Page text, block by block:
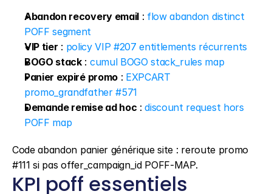
Abandon recovery email : flow abandon distinct
POFF segment
VIP tier : policy VIP #207 entitlements récurrents
BOGO stack : cumul BOGO stack_rules map
Panier expiré promo : EXPCART
promo_grandfather #571
Demande remise ad hoc : discount request hors
POFF map
Code abandon panier générique site : reroute promo
#111 si pas offer_campaign_id POFF-MAP.
KPI poff essentiels